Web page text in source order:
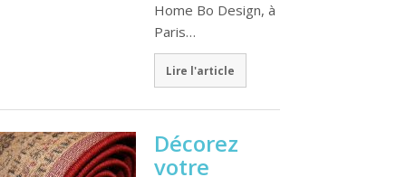
Home Bo Design, à
Paris…
Lire l'article
Décorez
votre